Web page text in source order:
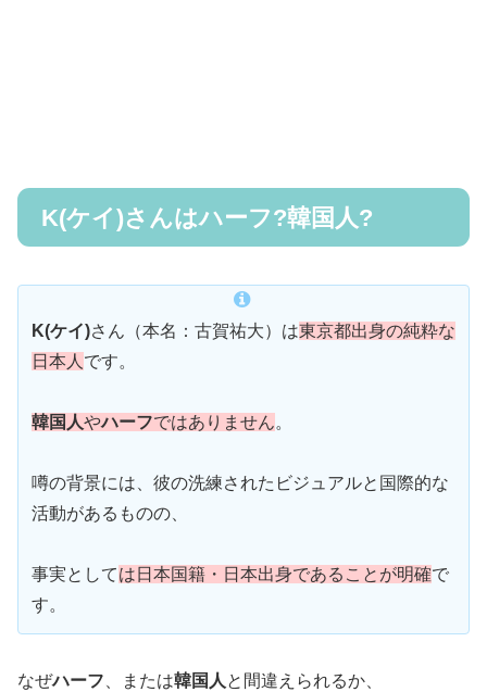
K(ケイ)さんはハーフ?韓国人?
K(ケイ)さん（本名：古賀祐大）は東京都出身の純粋な
日本人です。
韓国人やハーフではありません。
噂の背景には、彼の洗練されたビジュアルと国際的な
活動があるものの、
事実としては日本国籍・日本出身であることが明確で
す。
なぜハーフ 、または韓国人 と間違えられるか、